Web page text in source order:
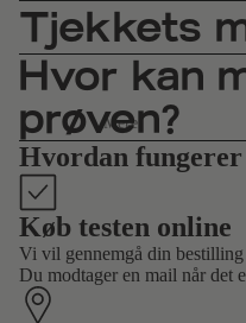
Mere
Tjekkets
Hvor kan
prøven?
Hvordan
Køb testen online
Vi vil gennemgå din
Du modtager en mail når det